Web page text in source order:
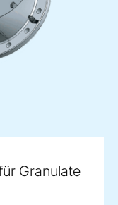
Granulate